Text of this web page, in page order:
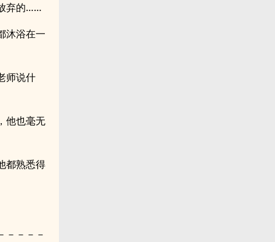
弃的……
沐浴在一
师说什
他也毫无
都熟悉得
－－－－